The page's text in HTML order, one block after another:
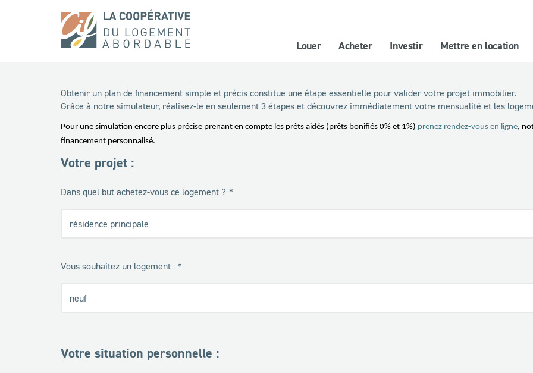
Louer Acheter Investir Mettre en location
Obtenir un plan de financement simple et précis constitue une étape essentielle pour valider votre projet immobilier.
Grâce à notre simulateur, réalisez-le en seulement 3 étapes et découvrez immédiatement votre mensualité et les
Pour une simulation encore plus précise prenant en compte les prêts aidés (prêts bonifiés 0% et 1%) prenez rendez-vous en ligne,
financement personnalisé.
Votre projet :
Dans quel but achetez-vous ce logement ?
Vous souhaitez un logement :
Votre situation personnelle :